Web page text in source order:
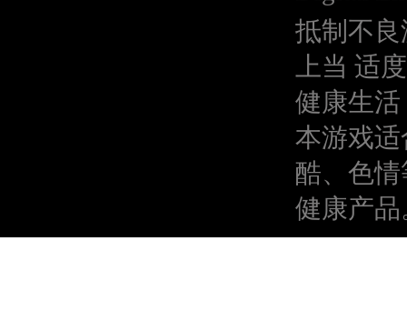
抵制不
上当 适
健康生活
本游戏
酷、色
健康产品